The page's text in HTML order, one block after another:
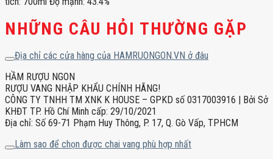
NHỮNG CÂU HỎI THƯỜNG GẶP
Địa chỉ các cửa hàng của HAMRUONGON.VN ở đâu
HẦM RƯỢU NGON
RƯỢU VANG NHẬP KHẨU CHÍNH HÃNG!
CÔNG TY TNHH TM XNK K HOUSE – GPKD số 0317003916 | Bởi Sở
KHĐT TP. Hồ Chí Minh cấp: 29/10/2021
Địa chỉ: Số 69-71 Phạm Huy Thông, P. 17, Q. Gò Vấp, TPHCM
Làm sao để chọn được chai vang phù hợp nhất